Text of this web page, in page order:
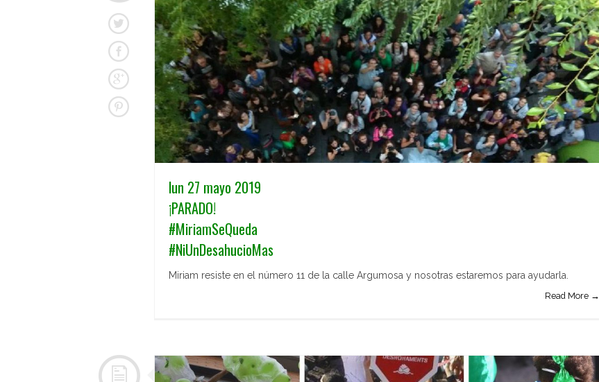
lun 27 mayo 2019
¡PARADO!
#MiriamSeQueda
#NiUnDesahucioMas
Miriam resiste en el número 11 de la calle Argumosa y nosotras estaremos para ayudarla.
Read More →